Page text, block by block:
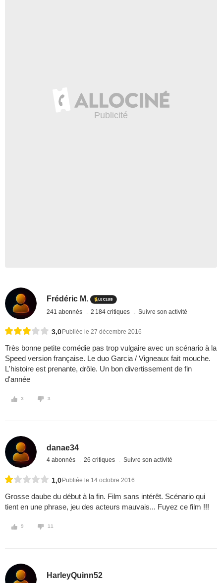
Frédéric M.
241 abonnés 2 184 critiques Suivre son activité
3,0 Publiée le 27 décembre 2016
Très bonne petite comédie pas trop vulgaire avec un scénario à la
Speed version française. Le duo Garcia / Vigneaux fait mouche.
L'histoire est prenante, drôle. Un bon divertissement de fin
d'année
3 3
danae34
4 abonnés 26 critiques Suivre son activité
1,0 Publiée le 14 octobre 2016
Grosse daube du début à la fin. Film sans intérêt. Scénario qui
tient en une phrase, jeu des acteurs mauvais... Fuyez ce film !!!
9 11
HarleyQuinn52